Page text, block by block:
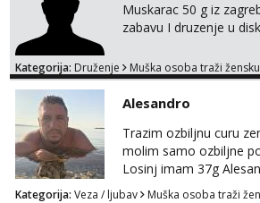
Muskarac 50 g iz
zabavu I druzenje u
Kategorija: Druženje Muška osoba traži
Alesandro
Trazim ozbiljnu curu
molim samo ozbiljne
Losinj imam 37g
Kategorija: Veza / ljubav Muška osoba traži